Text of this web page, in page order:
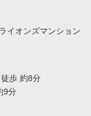
イオンズマンション
歩 約8分
9分